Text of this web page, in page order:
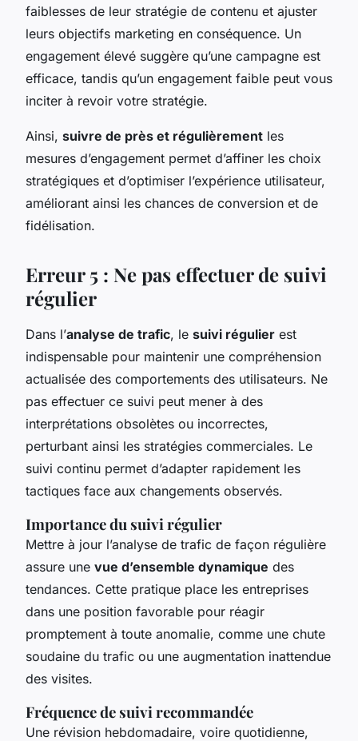
faiblesses de leur stratégie de contenu et ajuster
leurs objectifs marketing en conséquence. Un
engagement élevé suggère qu’une campagne est
efficace, tandis qu’un engagement faible peut vous
inciter à revoir votre stratégie.
Ainsi, suivre de près et régulièrement les
mesures d’engagement permet d’affiner les choix
stratégiques et d’optimiser l’expérience utilisateur,
améliorant ainsi les chances de conversion et de
fidélisation.
Erreur 5 : Ne pas effectuer de suivi
régulier
Dans l’analyse de trafic, le suivi régulier est
indispensable pour maintenir une compréhension
actualisée des comportements des utilisateurs. Ne
pas effectuer ce suivi peut mener à des
interprétations obsolètes ou incorrectes,
perturbant ainsi les stratégies commerciales. Le
suivi continu permet d’adapter rapidement les
tactiques face aux changements observés.
Importance du suivi régulier
Mettre à jour l’analyse de trafic de façon régulière
assure une vue d’ensemble dynamique des
tendances. Cette pratique place les entreprises
dans une position favorable pour réagir
promptement à toute anomalie, comme une chute
soudaine du trafic ou une augmentation inattendue
des visites.
Fréquence de suivi recommandée
Une révision hebdomadaire, voire quotidienne,